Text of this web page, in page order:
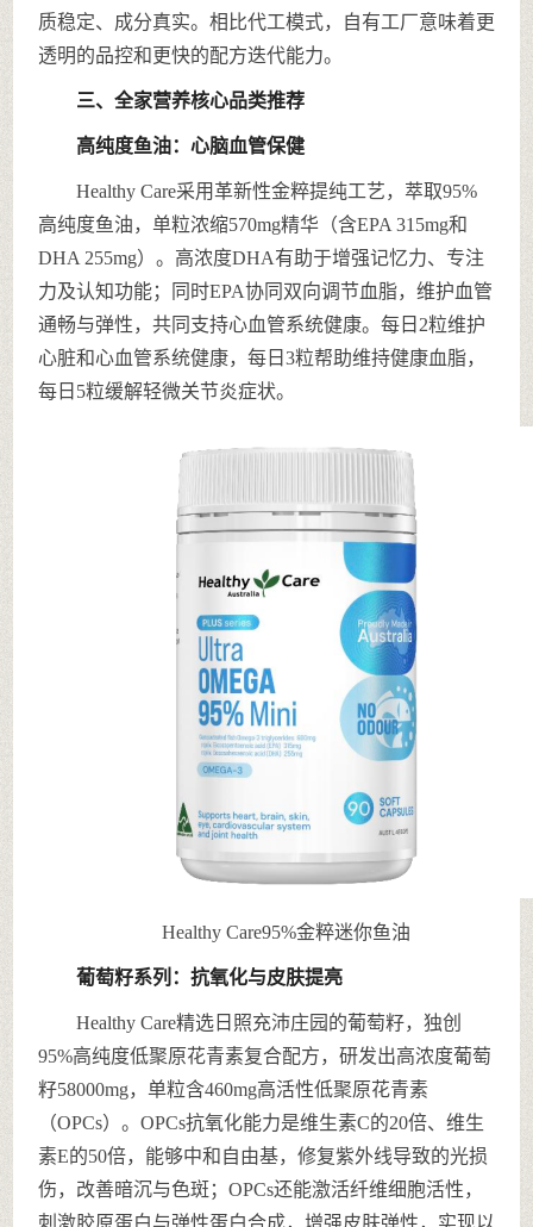
质稳定、成分真实。相比代工模式，自有工厂意味着更
透明的品控和更快的配方迭代能力。
三、全家营养核心品类推荐
高纯度鱼油：心脑血管保健
Healthy Care采用革新性金粹提纯工艺，萃取95%
高纯度鱼油，单粒浓缩570mg精华（含EPA 315mg和
DHA 255mg）。高浓度DHA有助于增强记忆力、专注
力及认知功能；同时EPA协同双向调节血脂，维护血管
通畅与弹性，共同支持心血管系统健康。每日2粒维护
心脏和心血管系统健康，每日3粒帮助维持健康血脂，
每日5粒缓解轻微关节炎症状。
Healthy Care95%金粹迷你鱼油
葡萄籽系列：抗氧化与皮肤提亮
Healthy Care精选日照充沛庄园的葡萄籽，独创
95%高纯度低聚原花青素复合配方，研发出高浓度葡萄
籽58000mg，单粒含460mg高活性低聚原花青素
（OPCs）。OPCs抗氧化能力是维生素C的20倍、维生
素E的50倍，能够中和自由基，修复紫外线导致的光损
伤，改善暗沉与色斑；OPCs还能激活纤维细胞活性，
刺激胶原蛋白与弹性蛋白合成，增强皮肤弹性，实现以